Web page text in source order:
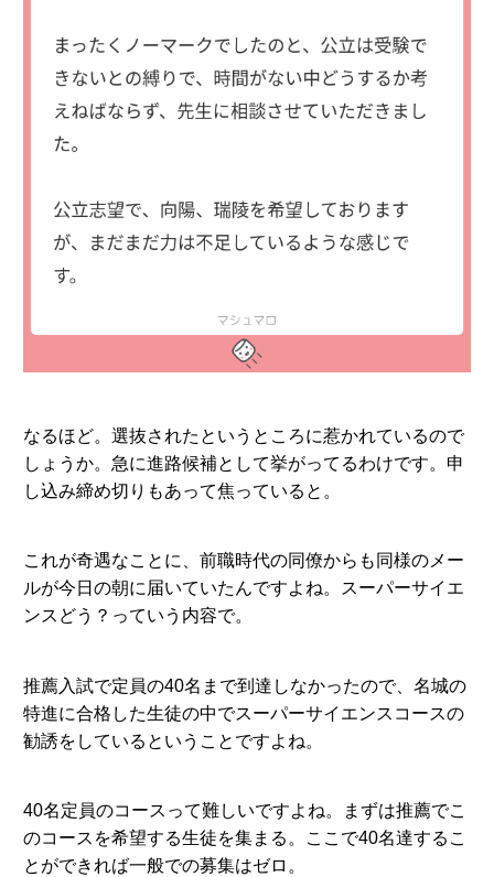
なるほど。選抜されたというところに惹かれているので
しょうか。急に進路候補として挙がってるわけです。申
し込み締め切りもあって焦っていると。
これが奇遇なことに、前職時代の同僚からも同様のメー
ルが今日の朝に届いていたんですよね。スーパーサイエ
ンスどう？っていう内容で。
推薦入試で定員の40名まで到達しなかったので、名城の
特進に合格した生徒の中でスーパーサイエンスコースの
勧誘をしているということですよね。
40名定員のコースって難しいですよね。まずは推薦でこ
のコースを希望する生徒を集まる。ここで40名達するこ
とができれば一般での募集はゼロ。